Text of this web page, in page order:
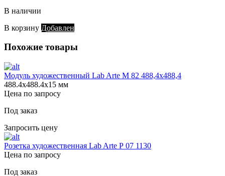
В наличии
В корзину Добавлен
Похожие товары
Модуль художественный Lab Arte М 82 488,4х488,4
488.4х488.4х15 мм
Цена по запросу
Под заказ
Запросить цену
Розетка художественная Lab Arte Р 07 1130
Цена по запросу
Под заказ